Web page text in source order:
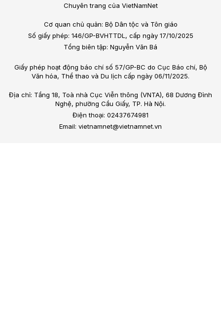
Chuyên trang của VietNamNet
Cơ quan chủ quản: Bộ Dân tộc và Tôn giáo
Số giấy phép: 146/GP-BVHTTDL, cấp ngày 17/10/2025
Tổng biên tập: Nguyễn Văn Bá
Giấy phép hoạt động báo chí số 57/GP-BC do Cục Báo chí, Bộ
Văn hóa, Thể thao và Du lịch cấp ngày 06/11/2025.
Địa chỉ: Tầng 18, Toà nhà Cục Viễn thông (VNTA), 68 Dương Đình
Nghệ, phường Cầu Giấy, TP. Hà Nội.
Điện thoại: 02437674981
Email: vietnamnet@vietnamnet.vn